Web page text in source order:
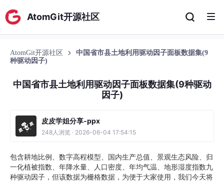
AtomGit开源社区
AtomGit开源社区
中国省市县土地利用驱动因子面板数据集(9
种驱动因子)
中国省市县土地利用驱动因子面板数据集(9种驱动
因子)
皮皮学姐分享-ppx
248人浏览 · 2026-06-04 17:54:15
包含耕地比例、数字高程模型、国内生产总值、景观生态风险、归
一化植被指数、年降水量、人口密度、年均气温、地形湿度指数九
种驱动因子，但该数据为栅格数据，为便于大家使用，我们今天将